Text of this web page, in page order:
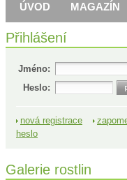
Přihlášení
Jméno:
Heslo:
nová registrace
heslo
Galerie rostlin
ÚVOD MAGAZÍN